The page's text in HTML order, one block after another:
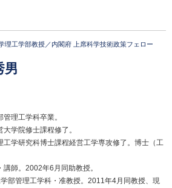
理工学部教授／内閣府 上席科学技術政策フェロー
男
理工学科卒業。
学院修士課程修了。
工学研究科博士課程経営工学専攻修了。博士（工
師。2002年6月同助教授。
部管理工学科・准教授。2011年4月同教授、現